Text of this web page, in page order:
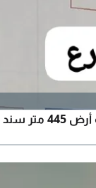
للبيع في